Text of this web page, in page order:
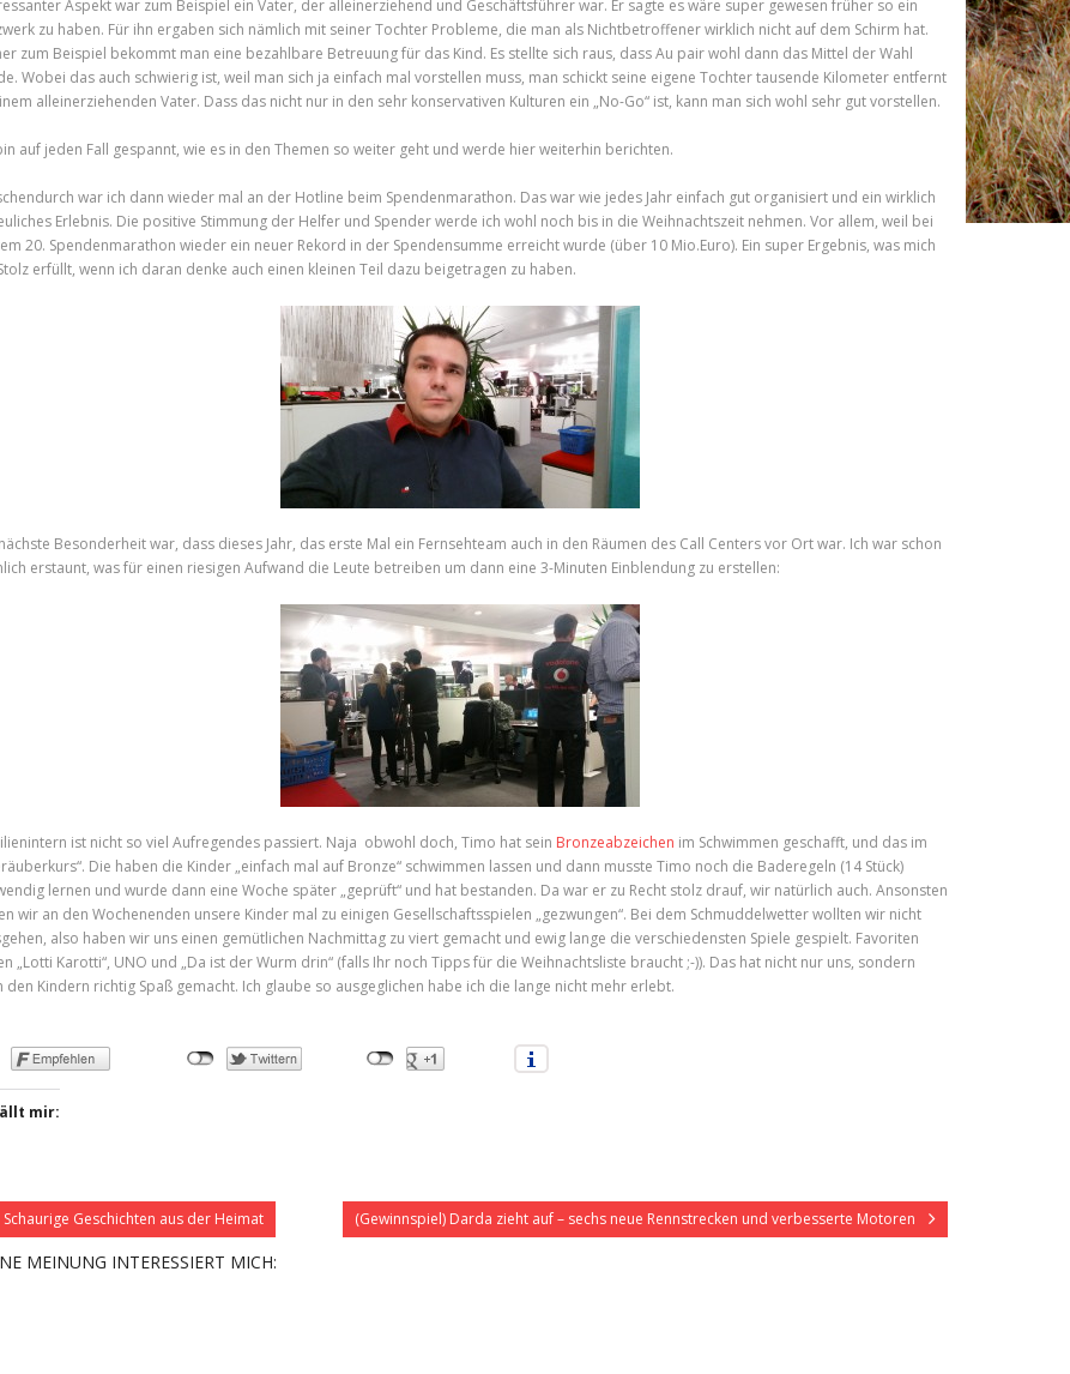
Aspekt war zum Beispiel ein Vater, der alleinerziehend und Geschäftsführer war. Er sagte es wäre super gewesen früher so ein
zu haben. Für ihn ergaben sich nämlich mit seiner Tochter Probleme, die man als Nichtbetroffener wirklich nicht auf dem Schirm hat.
zum Beispiel bekommt man eine bezahlbare Betreuung für das Kind. Es stellte sich raus, dass Au pair wohl dann das Mittel der Wahl
Wobei das auch schwierig ist, weil man sich ja einfach mal vorstellen muss, man schickt seine eigene Tochter tausende Kilometer entfernt
alleinerziehenden Vater. Dass das nicht nur in den sehr konservativen Kulturen ein „No-Go“ ist, kann man sich wohl sehr gut vorstellen.
auf jeden Fall gespannt, wie es in den Themen so weiter geht und werde hier weiterhin berichten.
war ich dann wieder mal an der Hotline beim Spendenmarathon. Das war wie jedes Jahr einfach gut organisiert und ein wirklich
Erlebnis. Die positive Stimmung der Helfer und Spender werde ich wohl noch bis in die Weihnachtszeit nehmen. Vor allem, weil bei
20. Spendenmarathon wieder ein neuer Rekord in der Spendensumme erreicht wurde (über 10 Mio.Euro). Ein super Ergebnis, was mich
erfüllt, wenn ich daran denke auch einen kleinen Teil dazu beigetragen zu haben.
Besonderheit war, dass dieses Jahr, das erste Mal ein Fernsehteam auch in den Räumen des Call Centers vor Ort war. Ich war schon
erstaunt, was für einen riesigen Aufwand die Leute betreiben um dann eine 3-Minuten Einblendung zu erstellen:
ist nicht so viel Aufregendes passiert. Naja obwohl doch, Timo hat sein Bronzeabzeichen im Schwimmen geschafft, und das im
Die haben die Kinder „einfach mal auf Bronze“ schwimmen lassen und dann musste Timo noch die Baderegeln (14 Stück)
lernen und wurde dann eine Woche später „geprüft“ und hat bestanden. Da war er zu Recht stolz drauf, wir natürlich auch. Ansonsten
wir an den Wochenenden unsere Kinder mal zu einigen Gesellschaftsspielen „gezwungen“. Bei dem Schmuddelwetter wollten wir nicht
also haben wir uns einen gemütlichen Nachmittag zu viert gemacht und ewig lange die verschiedensten Spiele gespielt. Favoriten
„Lotti Karotti“, UNO und „Da ist der Wurm drin“ (falls Ihr noch Tipps für die Weihnachtsliste braucht ;-)). Das hat nicht nur uns, sondern
den Kindern richtig Spaß gemacht. Ich glaube so ausgeglichen habe ich die lange nicht mehr erlebt.
mir:
Schaurige Geschichten aus der Heimat (Gewinnspiel) Darda zieht auf – sechs neue Rennstrecken und verbesserte Motoren
MEINUNG INTERESSIERT MICH: